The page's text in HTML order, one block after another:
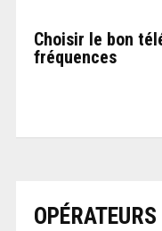
Choisir le bon
fréquences
OPÉRATEURS